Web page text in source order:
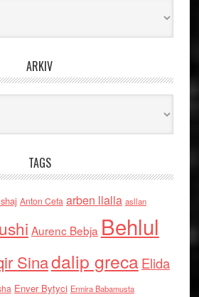
ARKIV
TAGS
Anton Cefa arben llalla asllan
Aurenc Bebja Behlul
Sinadalip grecaElida
Enver Bytyci Ermira Babamusta